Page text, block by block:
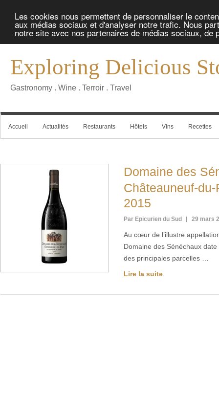
Les cookies nous permettent de personnaliser le
aux médias sociaux et d'analyser notre trafic. Nous
notre site avec nos partenaires de médias sociaux, de
Exploring Delicious
Gastronomy . Wine . Terroir . Travel
Accueil Actualités Restaurants Hôtels Vins Recettes
Domaine des
Châteauneuf-
2015
Par Epicurien du Sud 29 mars
Au cœur de l’illustre
Domaine des Sénéchaux
des principales parcelles …
Lire la suite